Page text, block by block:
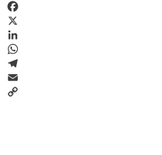
Facebook
X
LinkedIn
WhatsApp
Telegram
Email